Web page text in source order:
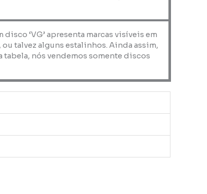
‘VG’ apresenta marcas visíveis em
talvez alguns estalinhos. Ainda assim,
nós vendemos somente discos